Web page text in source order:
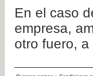
En el caso
empresa,
otro fuero,